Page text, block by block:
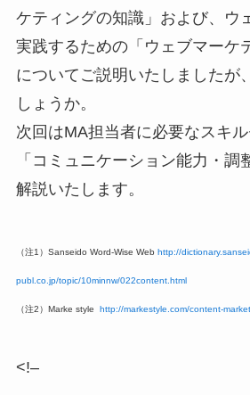
ケティングの知識」および、ウ
実践するための「ウェブマーケ
についてご説明いたしましたが
しょうか。
次回はMA担当者に必要なスキ
「コミュニケーション能力・調
解説いたします。
（注1） Sanseido Word-Wise Web http://
publ.co.jp/topic/10minnw/022content.html
（注2） Marke style http://markestyle.com/content-
<!–